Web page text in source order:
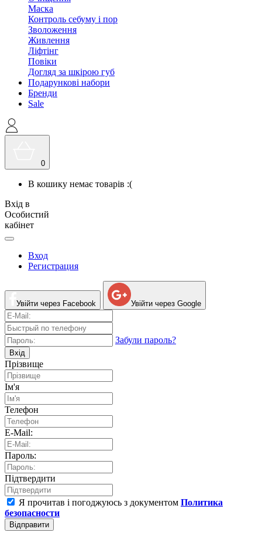
Маска
Контроль себуму і пор
Зволоження
Живлення
Ліфтінг
Повіки
Догляд за шкірою губ
Подарункові набори
Бренди
Sale
0
В кошику немає товарів :(
Вхід в
Особистий
кабінет
Вход
Регистрация
Увійти через Facebook Увійти через Google
Забули пароль?
Вхід
Прізвище
Ім'я
Телефон
E-Mail:
Пароль:
Підтвердити
Я прочитав і погоджуюсь з документом Политика
безопасности
Відправити